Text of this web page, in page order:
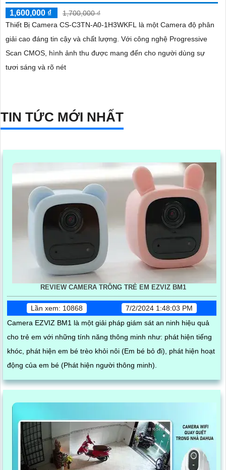
1,600,000 ₫
1,700,000 ₫
Thiết Bị Camera CS-C3TN-A0-1H3WKFL là một Camera độ phân
giải cao đáng tin cậy và chất lượng. Với công nghệ Progressive
Scan CMOS, hình ảnh thu được mang đến cho người dùng sự
tươi sáng và rõ nét
TIN TỨC MỚI NHẤT
REVIEW CAMERA TRÔNG TRẺ EM EZVIZ BM1
Lần xem: 10868
7/2/2024 1:48:03 PM
Camera EZVIZ BM1 là một giải pháp giám sát an ninh hiệu quả
cho trẻ em với những tính năng thông minh như: phát hiện tiếng
khóc, phát hiện em bé trèo khỏi nôi (Em bé bỏ đi), phát hiện hoạt
động của em bé (Phát hiện người thông minh).